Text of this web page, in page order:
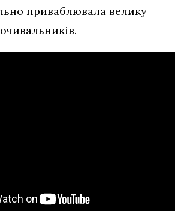
приваблювала велику